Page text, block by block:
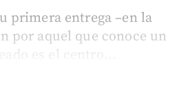
primera entrega –en la
por aquel que conoce un
es el centro...